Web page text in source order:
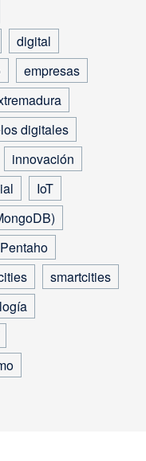
digital
empresas
digitales
innovación
IoT
Pentaho
smartcities